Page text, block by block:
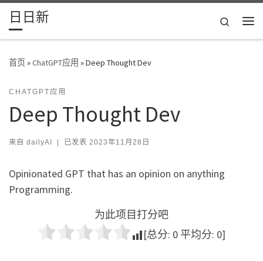
Skip to content
日日新
Search
首页»ChatGPT应用 »Deep Thought Dev
CHATGPT应用
Deep Thought Dev
来自 dailyAI | 已发表 2023年11月28日
Opinionated GPT that has an opinion on anything
Programming.
为此项目打分吧
[总分: 0 平均分: 0]